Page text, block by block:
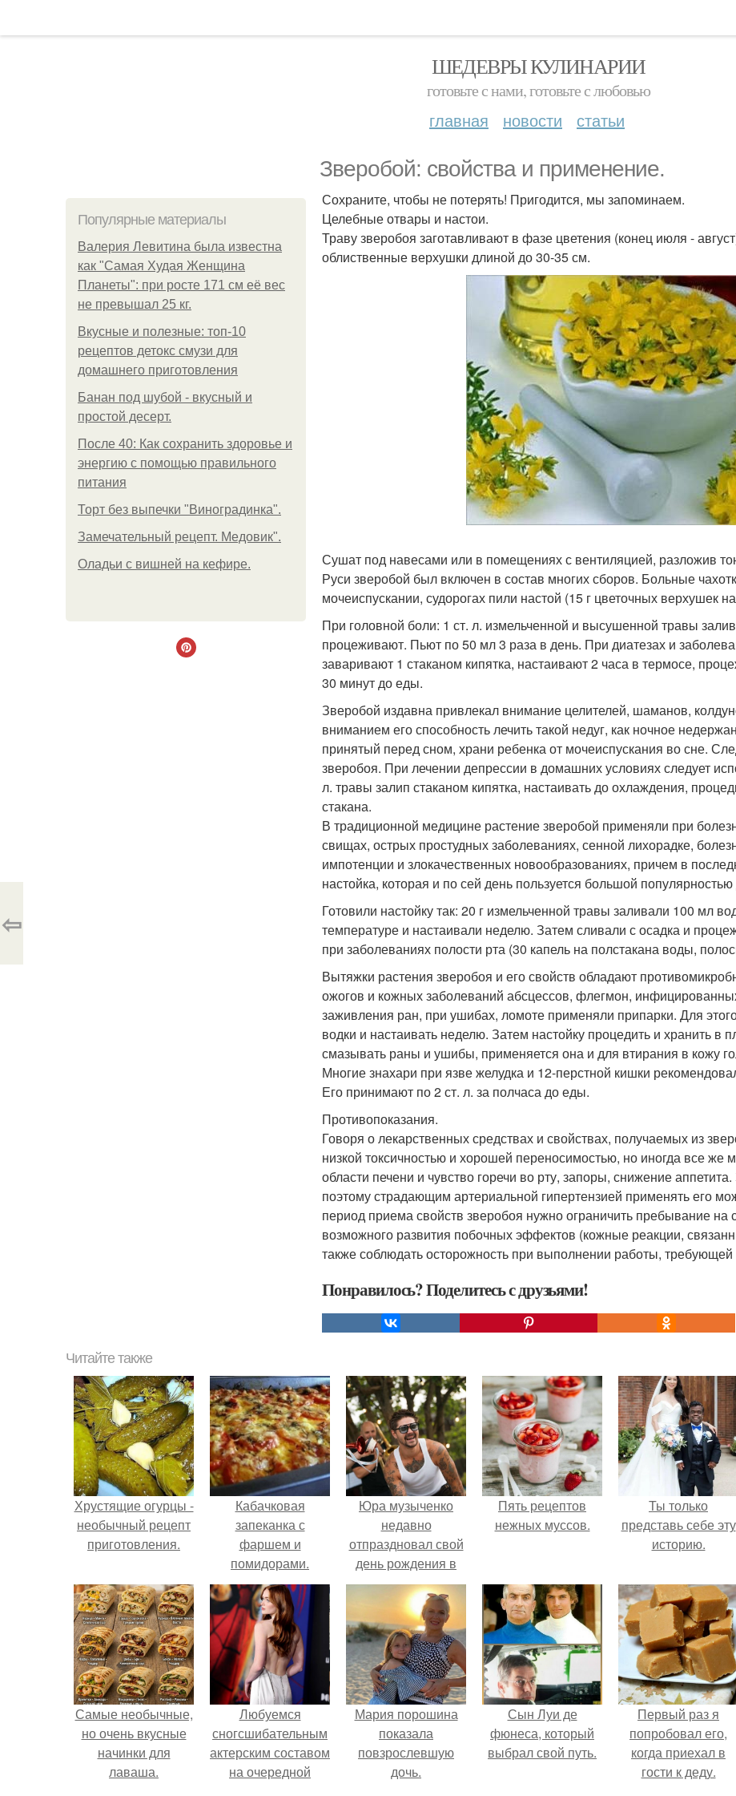
ШЕДЕВРЫ КУЛИНАРИИ
готовьте с нами, готовьте с любовью
главная новости статьи
Зверобой: свойства и применение.
Популярные материалы
Валерия Левитина была известна
как "Самая Худая Женщина
Планеты": при росте 171 см её вес
не превышал 25 кг.
Вкусные и полезные: топ-10
рецептов детокс смузи для
домашнего приготовления
Банан под шубой - вкусный и
простой десерт.
После 40: Как сохранить здоровье и
энергию с помощью правильного
питания
Торт без выпечки "Виноградинка".
Замечательный рецепт. Медовик".
Оладьи с вишней на кефире.
Сохраните, чтобы не потерять! Пригодится, мы запоминаем.
Целебные отвары и настои.
Траву зверобоя заготавливают в фазе цветения (конец июля -
облиственные верхушки длиной до 30-35 см.
Сушат под навесами или в помещениях с вентиляцией, разложив
Руси зверобой был включен в состав многих сборов. Больные
мочеиспускании, судорогах пили настой (15 г цветочных верхушек
При головной боли: 1 ст. л. измельченной и высушенной травы
процеживают. Пьют по 50 мл 3 раза в день. При диатезах и
заваривают 1 стаканом кипятка, настаивают 2 часа в термосе,
30 минут до еды.
Зверобой издавна привлекал внимание целителей, шаманов,
вниманием его способность лечить такой недуг, как ночное
принятый перед сном, храни ребенка от мочеиспускания во сне.
зверобоя. При лечении депрессии в домашних условиях следует
л. травы залип стаканом кипятка, настаивать до охлаждения,
стакана.
В традиционной медицине растение зверобой применяли при
свищах, острых простудных заболеваниях, сенной лихорадке,
импотенции и злокачественных новообразованиях, причем в
настойка, которая и по сей день пользуется большой
Готовили настойку так: 20 г измельченной травы заливали 100 мл
температуре и настаивали неделю. Затем сливали с осадка и
при заболеваниях полости рта (30 капель на полстакана воды,
Вытяжки растения зверобоя и его свойств обладают
ожогов и кожных заболеваний абсцессов, флегмон,
заживления ран, при ушибах, ломоте применяли припарки. Для
водки и настаивать неделю. Затем настойку процедить и хранить в
смазывать раны и ушибы, применяется она и для втирания в кожу
Многие знахари при язве желудка и 12-перстной кишки
Его принимают по 2 ст. л. за полчаса до еды.
Противопоказания.
Говоря о лекарственных средствах и свойствах, получаемых из
низкой токсичностью и хорошей переносимостью, но иногда все
области печени и чувство горечи во рту, запоры, снижение
поэтому страдающим артериальной гипертензией применять его
период приема свойств зверобоя нужно ограничить пребывание на
возможного развития побочных эффектов (кожные реакции,
также соблюдать осторожность при выполнении работы,
Понравилось? Поделитесь с друзьями!
⇦
Читайте также
Хрустящие огурцы -
необычный рецепт
приготовления.
Кабачковая
запеканка с
фаршем и
помидорами.
Юра музыченко
недавно
отпраздновал свой
день рождения в
кругу самых
близких и родных
людей.
Пять рецептов
нежных муссов.
Ты только
представь себе эту
историю.
Самые необычные,
но очень вкусные
начинки для
лаваша.
Любуемся
сногсшибательным
актерским составом
на очередной
Мария порошина
показала
повзрослевшую
дочь.
Сын Луи де
фюнеса, который
выбрал свой путь.
Первый раз я
попробовал его,
когда приехал в
гости к деду.